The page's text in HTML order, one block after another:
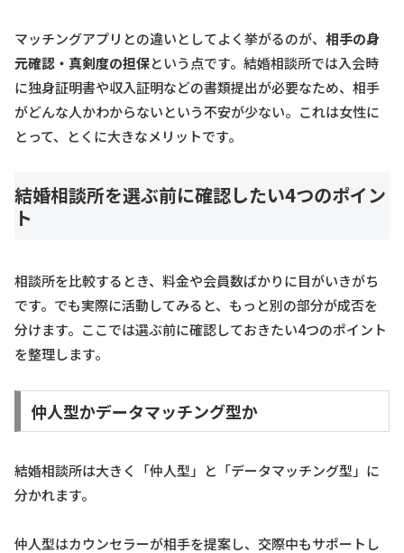
マッチングアプリとの違いとしてよく挙がるのが、 相手の身
元確認・真剣度の担保という点です。結婚相談所では入会時
に独身証明書や収入証明などの書類提出が必要なため、相手
がどんな人かわからないという不安が少ない。これは女性に
とって、とくに大きなメリットです。
結婚相談所を選ぶ前に確認したい4つのポイン
ト
相談所を比較するとき、料金や会員数ばかりに目がいきがち
です。でも実際に活動してみると、もっと別の部分が成否を
分けます。ここでは選ぶ前に確認しておきたい4つのポイント
を整理します。
仲人型かデータマッチング型か
結婚相談所は大きく「仲人型」と「データマッチング型」に
分かれます。
仲人型はカウンセラーが相手を提案し、交際中もサポートし